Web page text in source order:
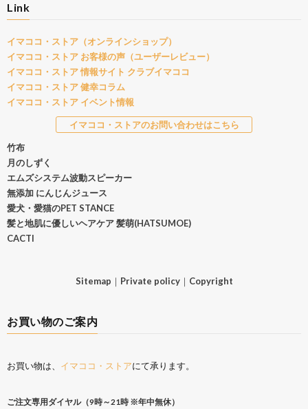
Link
イマココ・ストア（オンラインショップ）
イマココ・ストア お客様の声（ユーザーレビュー）
イマココ・ストア 情報サイト クラブイマココ
イマココ・ストア 健幸コラム
イマココ・ストア イベント情報
イマココ・ストアのお問い合わせはこちら
竹布
月のしずく
エムズシステム波動スピーカー
無添加 にんじんジュース
愛犬・愛猫のPET STANCE
髪と地肌に優しいヘアケア 髪萌(HATSUMOE)
CACTI
Sitemap ｜ Private policy｜ Copyright
お買い物のご案内
お買い物は、 イマココ・ストアにて承ります。
ご注文専用ダイヤル（9時～21時 ※年中無休）